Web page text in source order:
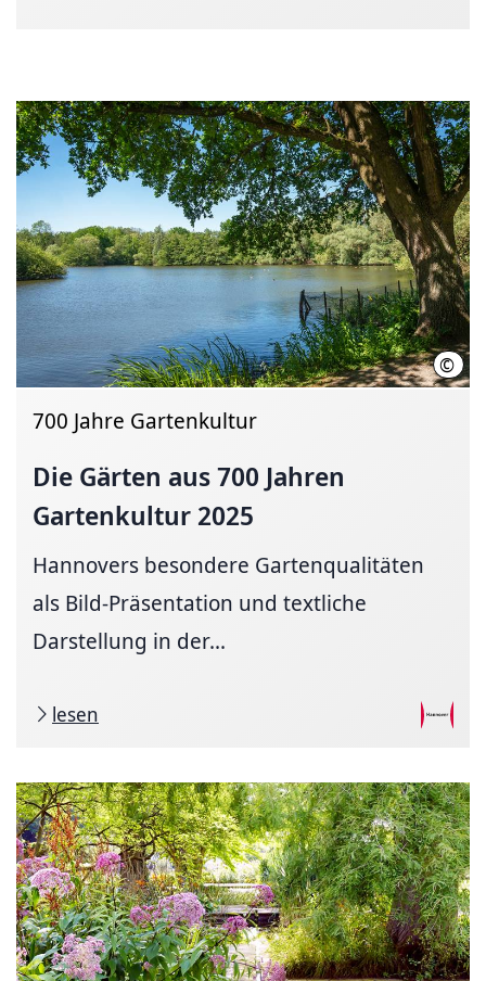
©
700 Jahre Gartenkultur
Die Gärten aus 700 Jahren
Gartenkultur 2025
Hannovers besondere Gartenqualitäten
als Bild-Präsentation und textliche
Darstellung in der...
lesen